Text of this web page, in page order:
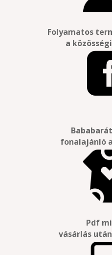
Folyamatos
a
fonalajánló
Pdf
vásárlás